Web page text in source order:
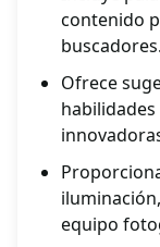
contenido
buscadores.
Ofrece
equipo